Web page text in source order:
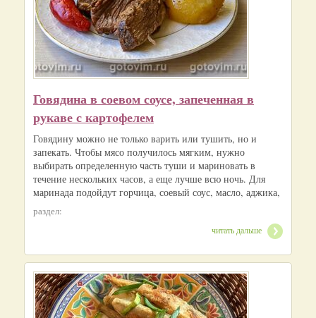
Говядина в соевом соусе, запеченная в
рукаве с картофелем
Говядину можно не только варить или тушить, но и
запекать. Чтобы мясо получилось мягким, нужно
выбирать определенную часть туши и мариновать в
течение нескольких часов, а еще лучше всю ночь. Для
маринада подойдут горчица, соевый соус, масло, аджика,
раздел:
читать дальше